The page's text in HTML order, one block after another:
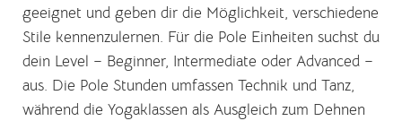
geeignet und geben dir die Möglichkeit, verschiedene
Stile kennenzulernen. Für die Pole Einheiten suchst du
dein Level – Beginner, Intermediate oder Advanced –
aus. Die Pole Stunden umfassen Technik und Tanz,
während die Yogaklassen als Ausgleich zum Dehnen